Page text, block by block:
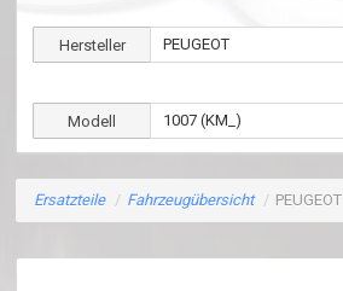
Hersteller
Modell
Ersatzteile / Fahrzeugübersicht / PEUGEOT